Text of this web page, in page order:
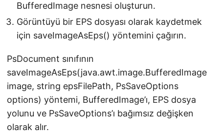
BufferedImage nesnesi oluşturun.
Görüntüyü bir EPS dosyası olarak kaydetmek
için saveImageAsEps() yöntemini çağırın.
PsDocument sınıfının
saveImageAsEps(java.awt.image.BufferedImage
image, string epsFilePath, PsSaveOptions
options) yöntemi, BufferedImage’ı, EPS dosya
yolunu ve PsSaveOptions’ı bağımsız değişken
olarak alır.